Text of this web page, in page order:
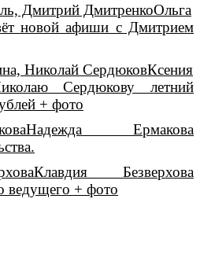
Ольга
новой афиши с Дмитрием
Ксения
Сердюкову летний
+ фото
Надежда Ермакова
Клавдия Безверхова
ведущего + фото